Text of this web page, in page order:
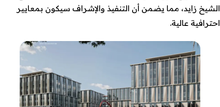
الشيخ زايد، مما يضمن أن التنفيذ والإشراف سيكون بمعايير
احترافية عالية.